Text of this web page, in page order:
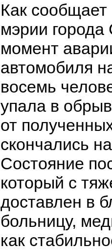
Как
мэрии города
момент
автомобиля
восемь
упала в
от
скончались
Состояние
который с
доставлен в
больницу,
как